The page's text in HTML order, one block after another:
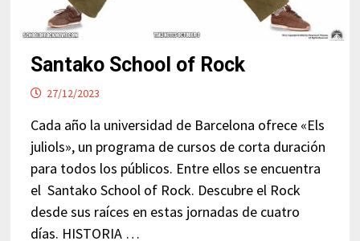
Santako School of Rock
27/12/2023
Cada año la universidad de Barcelona ofrece «Els
juliols», un programa de cursos de corta duración
para todos los públicos. Entre ellos se encuentra
el Santako School of Rock. Descubre el Rock
desde sus raíces en estas jornadas de cuatro
días. HISTORIA …